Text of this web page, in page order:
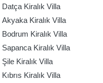
Datça Kiralık Villa
Akyaka Kiralık Villa
Bodrum Kiralık Villa
Sapanca Kiralık Villa
Şile Kiralık Villa
Kıbrıs Kiralık Villa